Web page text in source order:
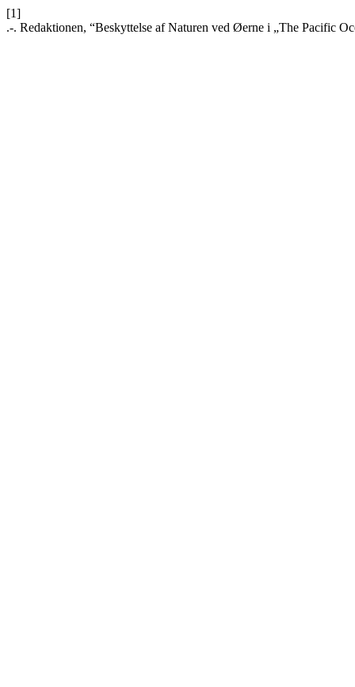
[1]
.-. Redaktionen, “Beskyttelse af Naturen ved Øerne i „The Pacific